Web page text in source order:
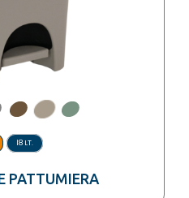
18 LT.
PATTUMIERA